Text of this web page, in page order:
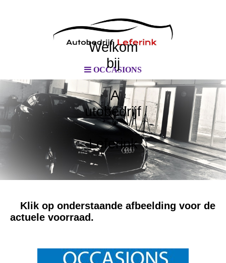
OCCASIONS
Welkom
bij
A
utobedrijf
Leferink
Klik op onderstaande afbeelding voor de
actuele voorraad.